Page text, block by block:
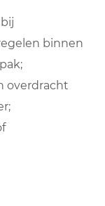
binnen
overdracht